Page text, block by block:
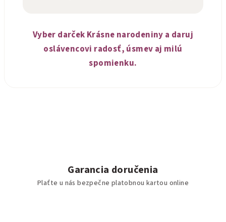
Vyber darček Krásne narodeniny a daruj
oslávencovi radosť, úsmev aj milú
spomienku.
Garancia doručenia
Plaťte u nás bezpečne platobnou kartou online